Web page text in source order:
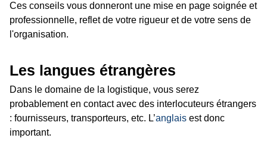
Ces conseils vous donneront une mise en page soignée et
professionnelle, reflet de votre rigueur et de votre sens de
l'organisation.
Les langues étrangères
Dans le domaine de la logistique, vous serez
probablement en contact avec des interlocuteurs étrangers
: fournisseurs, transporteurs, etc. L’anglais est donc
important.